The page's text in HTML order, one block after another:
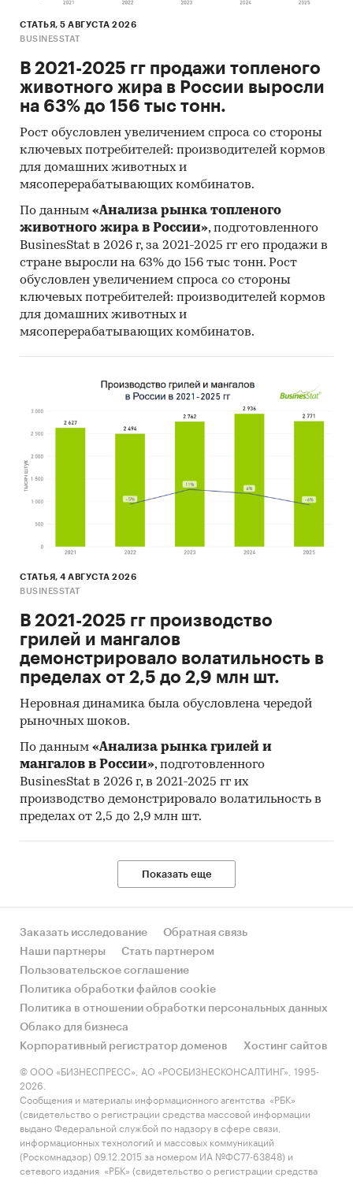
СТАТЬЯ, 5 АВГУСТА 2026
BUSINESSTAT
В 2021-2025 гг продажи топленого
животного жира в России выросли
на 63% до 156 тыс тонн.
Рост обусловлен увеличением спроса со стороны
ключевых потребителей: производителей кормов
для домашних животных и
мясоперерабатывающих комбинатов.
По данным «Анализа рынка топленого
животного жира в России», подготовленного
BusinesStat в 2026 г, за 2021-2025 гг его продажи в
стране выросли на 63% до 156 тыс тонн. Рост
обусловлен увеличением спроса со стороны
ключевых потребителей: производителей кормов
для домашних животных и
мясоперерабатывающих комбинатов.
СТАТЬЯ, 4 АВГУСТА 2026
BUSINESSTAT
В 2021-2025 гг производство
грилей и мангалов
демонстрировало волатильность в
пределах от 2,5 до 2,9 млн шт.
Неровная динамика была обусловлена чередой
рыночных шоков.
По данным «Анализа рынка грилей и
мангалов в России», подготовленного
BusinesStat в 2026 г, в 2021-2025 гг их
производство демонстрировало волатильность в
пределах от 2,5 до 2,9 млн шт.
Показать еще
Заказать исследование
Обратная связь
Наши партнеры
Стать партнером
Пользовательское соглашение
Политика обработки файлов cookie
Политика в отношении обработки персональных данных
Облако для бизнеса
Корпоративный регистратор доменов
Хостинг сайтов
© ООО «БИЗНЕСПРЕСС», АО «РОСБИЗНЕСКОНСАЛТИНГ», 1995-
2026.
Сообщения и материалы информационного агентства «РБК»
(свидетельство о регистрации средства массовой информации
выдано Федеральной службой по надзору в сфере связи,
информационных технологий и массовых коммуникаций
(Роскомнадзор) 09.12.2015 за номером ИА №ФС77-63848) и
сетевого издания «РБК» (свидетельство о регистрации средства